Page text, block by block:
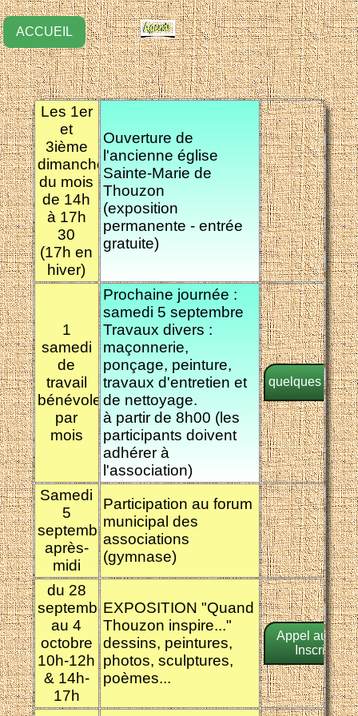
Les 1er
et
3ième
dimanches
du mois
de 14h
à 17h
30
(17h en
hiver)
Ouverture de
l'ancienne église
Sainte-Marie de
Thouzon
(exposition
permanente - entrée
gratuite)
1
samedi
de
travail
bénévole
par
mois
Prochaine journée :
samedi 5 septembre
Travaux divers :
maçonnerie,
ponçage, peinture,
travaux d'entretien et
de nettoyage.
à partir de 8h00 (les
participants doivent
adhérer à
l'association)
quelques
Samedi
5
septembre
après-
midi
Participation au forum
municipal des
associations
(gymnase)
du 28
septembre
au 4
octobre
10h-12h
& 14h-
17h
EXPOSITION "Quand
Thouzon inspire..."
dessins, peintures,
photos, sculptures,
poèmes...
Appel aux
ACCUEIL